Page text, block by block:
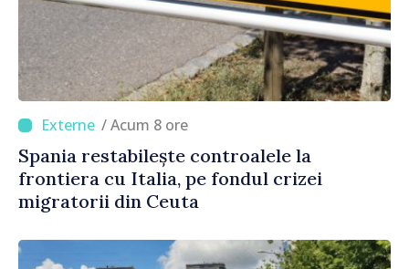
/ Acum 8 ore
Spania restabilește controalele la
frontiera cu Italia, pe fondul crizei
migratorii din Ceuta